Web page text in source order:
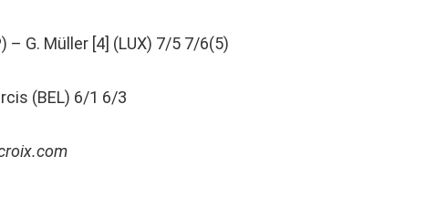
– G. Müller [4] (LUX) 7/5 7/6(5)
(BEL) 6/1 6/3